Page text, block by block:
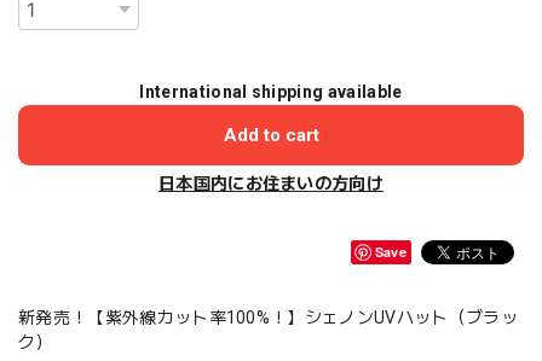
International shipping available
Add to cart
日本国内にお住まいの方向け
Save
新発売！【紫外線カット率100%！】シェノンUVハット（ブラッ
ク）